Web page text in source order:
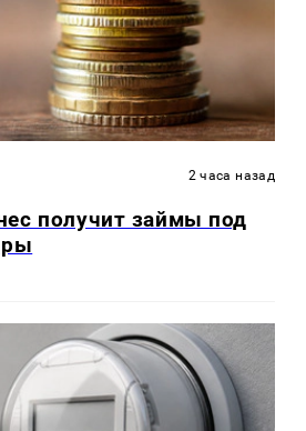
2 часа назад
получит займы под